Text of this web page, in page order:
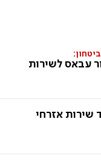
עבאס לשירות
שירות אזרחי